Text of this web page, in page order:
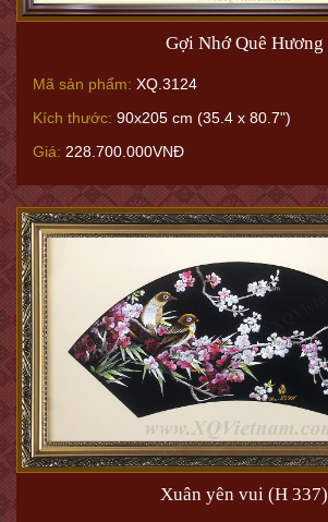
Gợi Nhớ Quê Hương
Mã sản phẩm: XQ.3124
Kích thước: 90x205 cm (35.4 x 80.7")
Giá: 228.700.000VNĐ
Xuân yên vui (H 337)